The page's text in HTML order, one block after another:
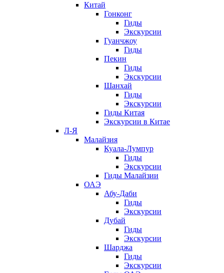
Китай
Гонконг
Гиды
Экскурсии
Гуанчжоу
Гиды
Пекин
Гиды
Экскурсии
Шанхай
Гиды
Экскурсии
Гиды Китая
Экскурсии в Китае
Л-Я
Малайзия
Куала-Лумпур
Гиды
Экскурсии
Гиды Малайзии
ОАЭ
Абу-Даби
Гиды
Экскурсии
Дубай
Гиды
Экскурсии
Шарджа
Гиды
Экскурсии